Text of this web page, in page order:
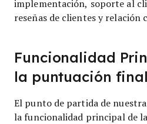
implementación, soporte al
reseñas de clientes y relación
Funcionalidad
la puntuación
El punto de partida de
la funcionalidad principal de